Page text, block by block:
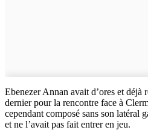
Ebenezer Annan avait d’ores et déjà
dernier pour la rencontre face à
cependant composé sans son latéral
et ne l’avait pas fait entrer en jeu.